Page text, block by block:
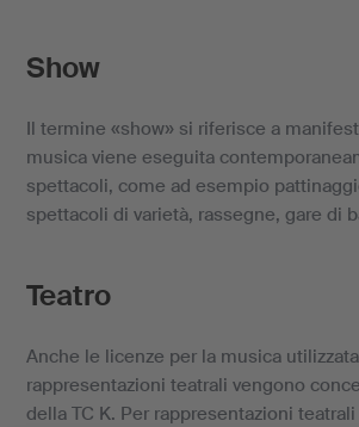
Show
Il termine «show» si riferisce a
musica viene eseguita
spettacoli, come ad esempio
spettacoli di varietà, rassegne, gare di
Teatro
Anche le licenze per la musica
rappresentazioni teatrali vengono
della TC K. Per rappresentazioni